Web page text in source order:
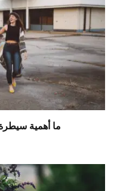
ما أهمية